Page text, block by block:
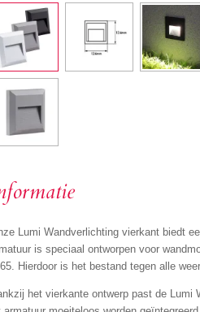
Lumi Wandverlichting vierkant biedt
is speciaal ontworpen voor
Hierdoor is het bestand tegen alle
het vierkante ontwerp past de